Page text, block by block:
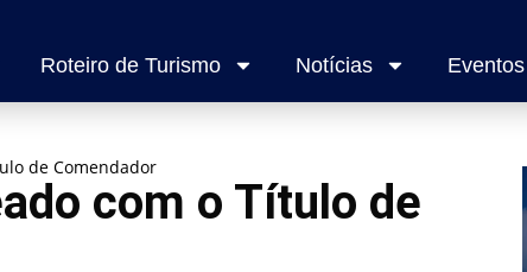
Roteiro de Turismo Notícias Eventos
de Comendador
com o Título de